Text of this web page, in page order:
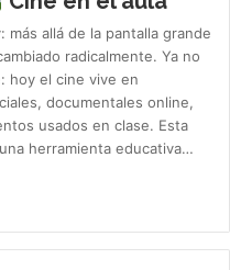
más allá de la pantalla grande
radicalmente. Ya no
hoy el cine vive en
documentales online,
usados en clase. Esta
herramienta educativa…